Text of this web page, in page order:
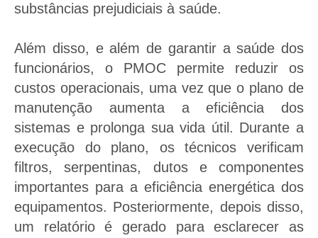
substâncias prejudiciais à saúde.
Além disso, e além de garantir a saúde dos
funcionários, o PMOC permite reduzir os
custos operacionais, uma vez que o plano de
manutenção aumenta a eficiência dos
sistemas e prolonga sua vida útil. Durante a
execução do plano, os técnicos verificam
filtros, serpentinas, dutos e componentes
importantes para a eficiência energética dos
equipamentos. Posteriormente, depois disso,
um relatório é gerado para esclarecer as